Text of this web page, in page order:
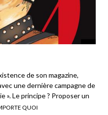
de son magazine,
une dernière campagne de
». Le principe ? Proposer un
QUOI